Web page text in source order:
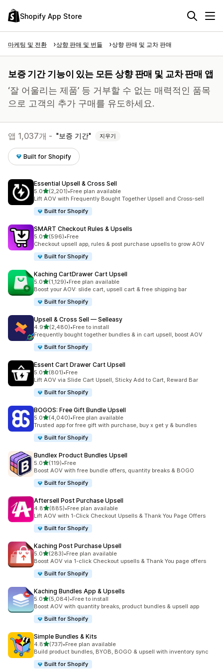
Shopify App Store
마케팅 및 전환 상향 판매 및 번들 상향 판매 및 교차 판매
보증 기간 기능이 있는 모든 상향 판매 및 교차 판매 앱
‘잘 어울리는 제품’ 등 거부할 수 없는 매력적인 품목
으로 고객의 추가 구매를 유도하세요.
앱 1,037개 - 보증 기간 지우기
Built for Shopify
Essential Upsell & Cross Sell
5.0별 5개 중
(2,201)
총 리뷰 2201개
•Free plan available
Lift AOV with Frequently Bought Together Upsell and Cross-sell
Built for Shopify
SMART Checkout Rules & Upsells
5.0별 5개 중
(596)
총 리뷰 596개
•Free
Checkout upsell app, rules & post purchase upsells to grow AOV
Built for Shopify
Kaching CartDrawer Cart Upsell
5.0별 5개 중
(1,129)
총 리뷰 1129개
•Free plan available
Boost your AOV: slide cart, upsell cart & free shipping bar
Built for Shopify
Upsell & Cross Sell — Selleasy
4.9별 5개 중
(2,480)
총 리뷰 2480개
•Free to install
Frequently bought together bundles & in cart upsell, boost AOV
Built for Shopify
Essent Cart Drawer Cart Upsell
5.0별 5개 중
(801)
총 리뷰 801개
•Free
Lift AOV via Slide Cart Upsell, Sticky Add to Cart, Reward Bar
Built for Shopify
BOGOS: Free Gift Bundle Upsell
5.0별 5개 중
(4,040)
총 리뷰 4040개
•Free plan available
Trusted app for free gift with purchase, buy x get y & bundles
Built for Shopify
Bundlex Product Bundles Upsell
5.0별 5개 중
(119)
총 리뷰 119개
•Free
Boost AOV with free bundle offers, quantity breaks & BOGO
Built for Shopify
Aftersell Post Purchase Upsell
4.8별 5개 중
(885)
총 리뷰 885개
•Free plan available
Lift AOV with 1-Click Checkout Upsells & Thank You Page Offers
Built for Shopify
Kaching Post Purchase Upsell
5.0별 5개 중
(283)
총 리뷰 283개
•Free plan available
Boost AOV via 1-click Checkout upsells & Thank You page offers
Built for Shopify
Kaching Bundles App & Upsells
5.0별 5개 중
(5,084)
총 리뷰 5084개
•Free to install
Boost AOV with quantity breaks, product bundles & upsell app
Built for Shopify
Simple Bundles & Kits
4.8별 5개 중
(737)
총 리뷰 737개
•Free plan available
Build product bundles, BYOB, BOGO & upsell with inventory sync
Built for Shopify